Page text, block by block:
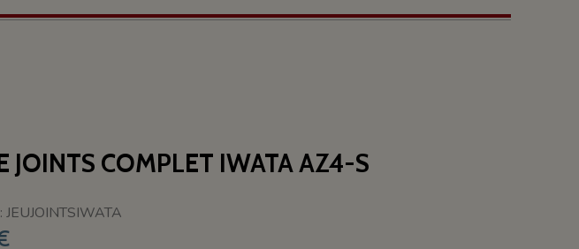
JOINTS COMPLET IWATA AZ4-S
JEUJOINTSIWATA